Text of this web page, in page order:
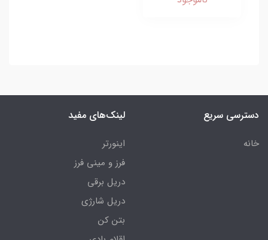
دسترسی سریع
خانه
لینک‌های مفید
اینورتر
فرز و مینی فرز
دریل برقی
دریل شارژی
بتن کن